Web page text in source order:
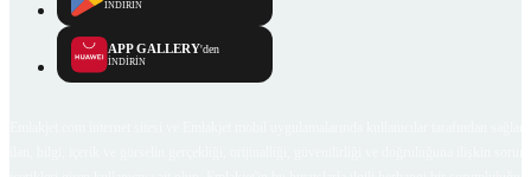
İNDİRİN
APP GALLERY'den
İNDİRİN